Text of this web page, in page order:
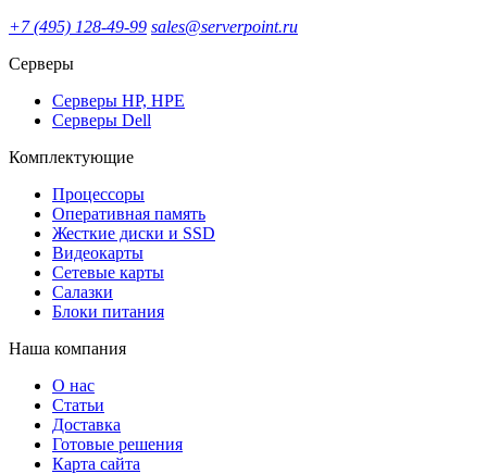
+7 (495) 128-49-99 sales@serverpoint.ru
Серверы
Серверы HP, HPE
Серверы Dell
Комплектующие
Процессоры
Оперативная память
Жесткие диски и SSD
Видеокарты
Сетевые карты
Салазки
Блоки питания
Наша компания
О нас
Статьи
Доставка
Готовые решения
Карта сайта